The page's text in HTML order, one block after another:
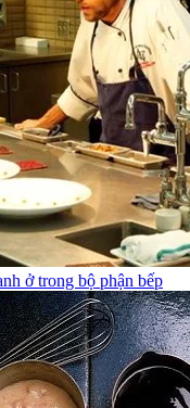
ở trong bộ phận bếp